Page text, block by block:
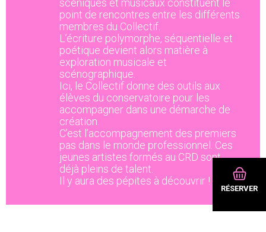
RÉSERVER
scéniques et musicaux constituent le
point de rencontres entre les différents
membres du Collectif.
L’écriture polymorphe, séquentielle et
poétique devient alors matière à
exploration musicale et
scénographique.
Ici, le Collectif donne des outils aux
élèves du conservatoire pour les
accompagner dans une démarche de
création.
C’est l’accompagnement des premiers
pas dans le monde professionnel. Ces
jeunes artistes formés au CRD sont
déjà pleins de talent.
Il y aura des pépites à découvrir !